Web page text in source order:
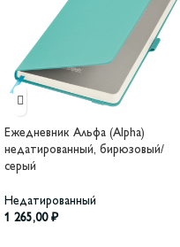
Ежедневник Альфа (Alpha)
недатированный, бирюзовый/
серый
Недатированный
1 265,00 ₽